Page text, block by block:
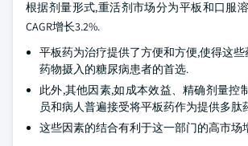
根据剂量形式,重活剂市场分为平板和口服
CAGR增长3.2%.
平板药为治疗提供了方便和方便,使得这
药物摄入的糖尿病患者的首选.
此外,其他因素,如成本效益、精确剂量控
员和病人普遍接受将平板药作为提供多肽
这些因素的结合有利于这一部门的高市场